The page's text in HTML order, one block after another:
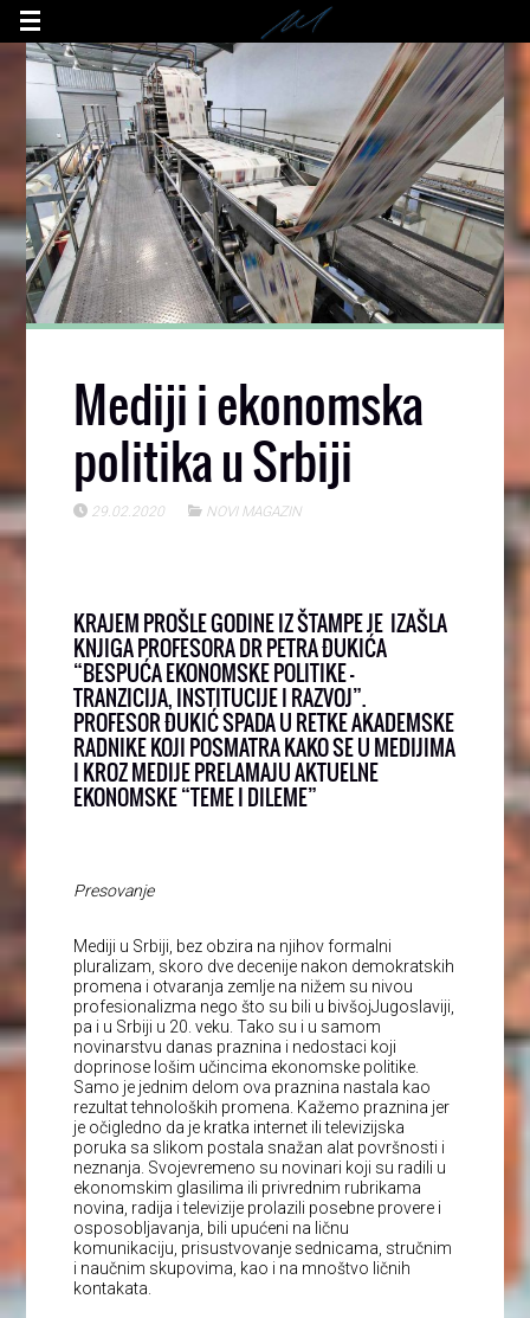
Mediji i ekonomska
politika u Srbiji
29.02.2020 NOVI MAGAZIN
KRAJEM PROŠLE GODINE IZ ŠTAMPE JE IZAŠLA
KNJIGA PROFESORA DR PETRA ĐUKIĆA
“BESPUĆA EKONOMSKE POLITIKE –
TRANZICIJA, INSTITUCIJE I RAZVOJ”.
PROFESOR ĐUKIĆ SPADA U RETKE AKADEMSKE
RADNIKE KOJI POSMATRA KAKO SE U MEDIJIMA
I KROZ MEDIJE PRELAMAJU AKTUELNE
EKONOMSKE “TEME I DILEME”
Presovanje
Mediji u Srbiji, bez obzira na njihov formalni
pluralizam, skoro dve decenije nakon demokratskih
promena i otvaranja zemlje na nižem su nivou
profesionalizma nego što su bili u bivšojJugoslaviji,
pa i u Srbiji u 20. veku. Tako su i u samom
novinarstvu danas praznina i nedostaci koji
doprinose lošim učincima ekonomske politike.
Samo je jednim delom ova praznina nastala kao
rezultat tehnoloških promena. Kažemo praznina jer
je očigledno da je kratka internet ili televizijska
poruka sa slikom postala snažan alat površnosti i
neznanja. Svojevremeno su novinari koji su radili u
ekonomskim glasilima ili privrednim rubrikama
novina, radija i televizije prolazili posebne provere i
osposobljavanja, bili upućeni na ličnu
komunikaciju, prisustvovanje sednicama, stručnim
i naučnim skupovima, kao i na mnoštvo ličnih
kontakata.